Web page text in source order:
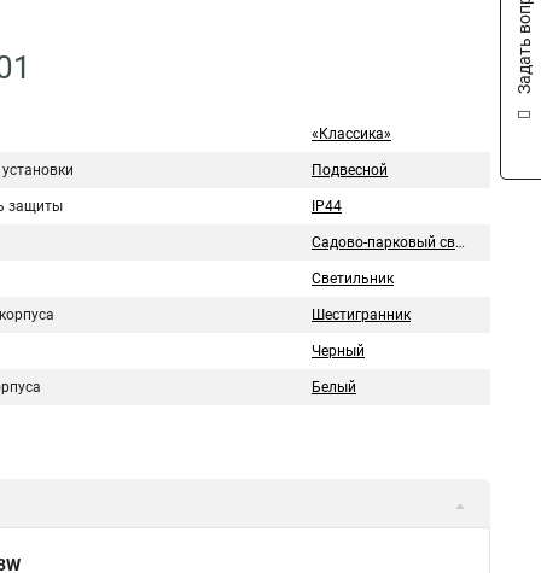
«Классика»
Подвесной
защиты IP44
Садово-парковый свтеильник
Светильник
Шестигранник
Черный
Белый
Задать вопрос